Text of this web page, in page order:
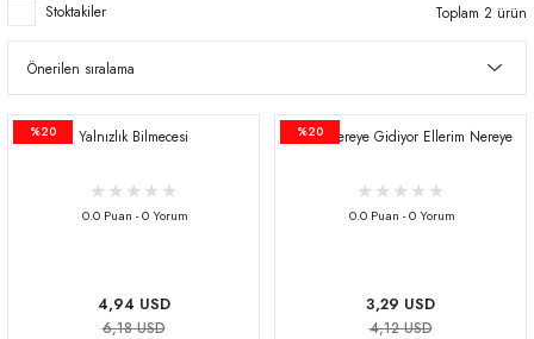
Stoktakiler Toplam 2 ürün
%20 Yalnızlık Bilmecesi
0.0 Puan - 0 Yorum
4,94 USD
6,18 USD
%20
Aklım Nereye Gidiyor Ellerim Nereye
0.0 Puan - 0 Yorum
3,29 USD
4,12 USD